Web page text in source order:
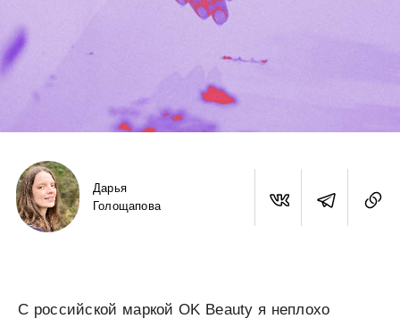
Дарья
Голощапова
С российской маркой OK Beauty я неплохо